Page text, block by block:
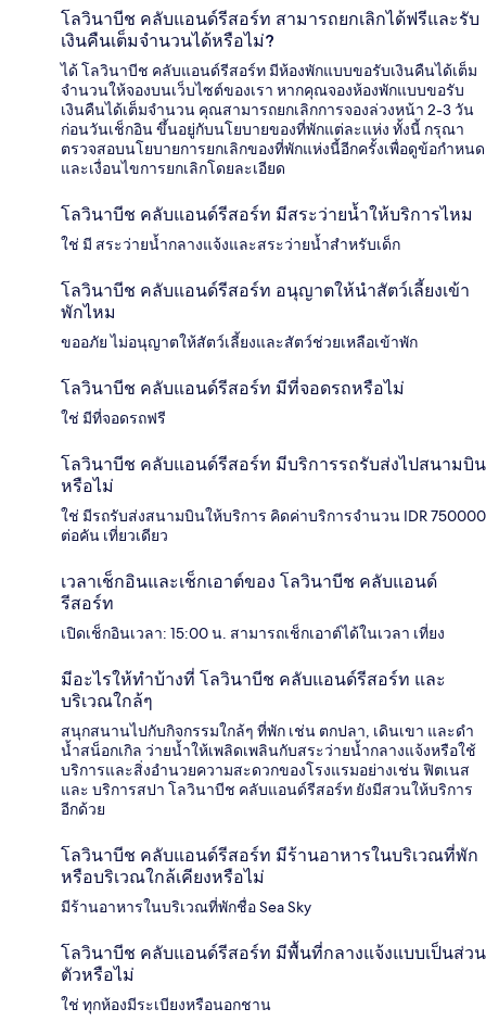
โลวินาบีช คลับแอนด์รีสอร์ท สามารถยกเลิกได้ฟรีและรับ
เงินคืนเต็มจำนวนได้หรือไม่?
ได้ โลวินาบีช คลับแอนด์รีสอร์ท มีห้องพักแบบขอรับเงินคืนได้เต็ม
จำนวนให้จองบนเว็บไซต์ของเรา หากคุณจองห้องพักแบบขอรับ
เงินคืนได้เต็มจำนวน คุณสามารถยกเลิกการจองล่วงหน้า 2-3 วัน
ก่อนวันเช็กอิน ขึ้นอยู่กับนโยบายของที่พักแต่ละแห่ง ทั้งนี้ กรุณา
ตรวจสอบนโยบายการยกเลิกของที่พักแห่งนี้อีกครั้งเพื่อดูข้อกำหนด
และเงื่อนไขการยกเลิกโดยละเอียด
โลวินาบีช คลับแอนด์รีสอร์ท มีสระว่ายน้ำให้บริการไหม
ใช่ มี สระว่ายน้ำกลางแจ้งและสระว่ายน้ำสำหรับเด็ก
โลวินาบีช คลับแอนด์รีสอร์ท อนุญาตให้นำสัตว์เลี้ยงเข้า
พักไหม
ขออภัย ไม่อนุญาตให้สัตว์เลี้ยงและสัตว์ช่วยเหลือเข้าพัก
โลวินาบีช คลับแอนด์รีสอร์ท มีที่จอดรถหรือไม่
ใช่ มีที่จอดรถฟรี
โลวินาบีช คลับแอนด์รีสอร์ท มีบริการรถรับส่งไปสนามบิน
หรือไม่
ใช่ มีรถรับส่งสนามบินให้บริการ คิดค่าบริการจำนวน IDR 750000
ต่อคัน เที่ยวเดียว
เวลาเช็กอินและเช็กเอาต์ของ โลวินาบีช คลับแอนด์
รีสอร์ท
เปิดเช็กอินเวลา: 15:00 น. สามารถเช็กเอาต์ได้ในเวลา เที่ยง
มีอะไรให้ทำบ้างที่ โลวินาบีช คลับแอนด์รีสอร์ท และ
บริเวณใกล้ๆ
สนุกสนานไปกับกิจกรรมใกล้ๆ ที่พัก เช่น ตกปลา, เดินเขา และดำ
น้ำสน็อกเกิล ว่ายน้ำให้เพลิดเพลินกับสระว่ายน้ำกลางแจ้งหรือใช้
บริการและสิ่งอำนวยความสะดวกของโรงแรมอย่างเช่น ฟิตเนส
และ บริการสปา โลวินาบีช คลับแอนด์รีสอร์ท ยังมีสวนให้บริการ
อีกด้วย
โลวินาบีช คลับแอนด์รีสอร์ท มีร้านอาหารในบริเวณที่พัก
หรือบริเวณใกล้เคียงหรือไม่
มีร้านอาหารในบริเวณที่พักชื่อ Sea Sky
โลวินาบีช คลับแอนด์รีสอร์ท มีพื้นที่กลางแจ้งแบบเป็นส่วน
ตัวหรือไม่
ใช่ ทุกห้องมีระเบียงหรือนอกชาน